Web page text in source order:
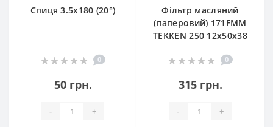
Спиця 3.5х180 (20°)
0
50 грн.
- +
Фільтр масляний
(паперовий) 171FMM
TEKKEN 250 12х50х38
0
315 грн.
- +